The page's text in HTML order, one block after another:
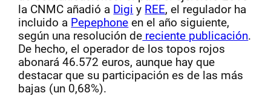
la CNMC añadió a Digi y REE, el regulador ha
incluido a Pepephone en el año siguiente,
según una resolución de reciente publicación.
De hecho, el operador de los topos rojos
abonará 46.572 euros, aunque hay que
destacar que su participación es de las más
bajas (un 0,68%).